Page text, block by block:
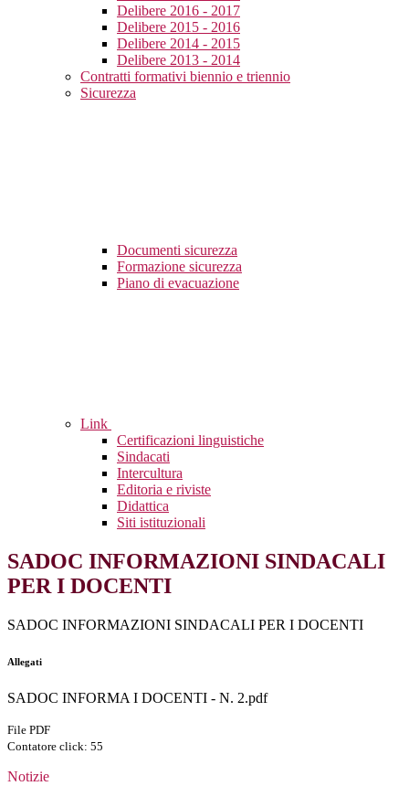
Delibere 2016 - 2017
Delibere 2015 - 2016
Delibere 2014 - 2015
Delibere 2013 - 2014
Contratti formativi biennio e triennio
Sicurezza
Documenti sicurezza
Formazione sicurezza
Piano di evacuazione
Link
Certificazioni linguistiche
Sindacati
Intercultura
Editoria e riviste
Didattica
Siti istituzionali
SADOC INFORMAZIONI SINDACALI
PER I DOCENTI
SADOC INFORMAZIONI SINDACALI PER I DOCENTI
Allegati
SADOC INFORMA I DOCENTI - N. 2.pdf
File PDF
Contatore click: 55
Notizie